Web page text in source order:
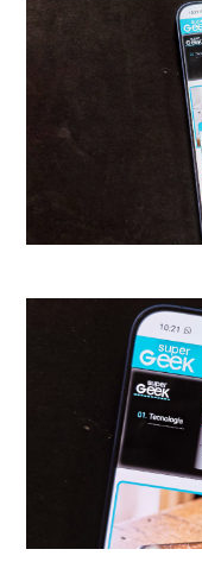
especial es
porque
decisión
plegables
módulo por
peso, sino
de
ultra
sistema
de 50 MP
variable
que es